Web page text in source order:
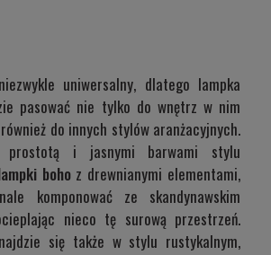
uniwersalny, dlatego lampka
pasować nie tylko do wnętrz w nim
do innych stylów aranżacyjnych.
prostotą i jasnymi barwami stylu
bohoz drewnianymi elementami,
komponować ze skandynawskim
nieco tę surową przestrzeń.
się także w stylu rustykalnym,